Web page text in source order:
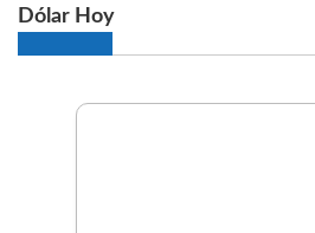
Dólar Hoy